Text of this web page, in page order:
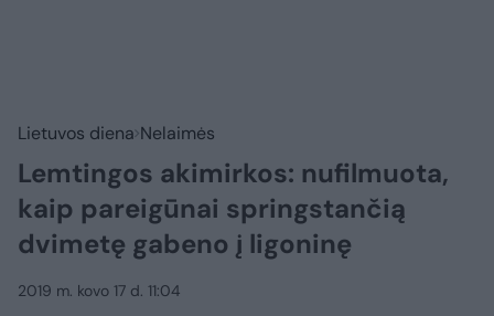
Lietuvos diena Nelaimės
Lemtingos akimirkos: nufilmuota,
kaip pareigūnai springstančią
dvimetę gabeno į ligoninę
2019 m. kovo 17 d. 11:04